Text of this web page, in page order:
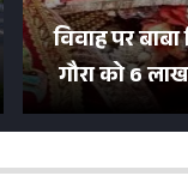
विवाह पर
गौरा को 6
500 भक्तों